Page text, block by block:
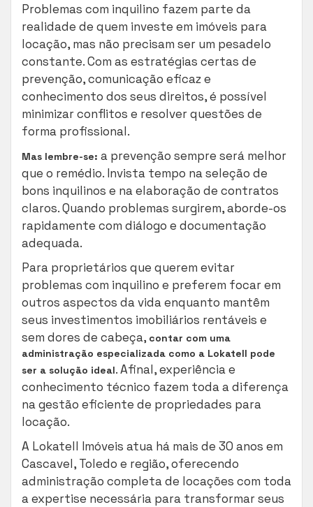
Problemas com inquilino fazem parte da
realidade de quem investe em imóveis para
locação, mas não precisam ser um pesadelo
constante. Com as estratégias certas de
prevenção, comunicação eficaz e
conhecimento dos seus direitos, é possível
minimizar conflitos e resolver questões de
forma profissional.
Mas lembre-se: a prevenção sempre será melhor
que o remédio. Invista tempo na seleção de
bons inquilinos e na elaboração de contratos
claros. Quando problemas surgirem, aborde-os
rapidamente com diálogo e documentação
adequada.
Para proprietários que querem evitar
problemas com inquilino e preferem focar em
outros aspectos da vida enquanto mantêm
seus investimentos imobiliários rentáveis e
sem dores de cabeça, contar com uma
administração especializada como a Lokatell pode
ser a solução ideal. Afinal, experiência e
conhecimento técnico fazem toda a diferença
na gestão eficiente de propriedades para
locação.
A Lokatell Imóveis atua há mais de 30 anos em
Cascavel, Toledo e região, oferecendo
administração completa de locações com toda
a expertise necessária para transformar seus